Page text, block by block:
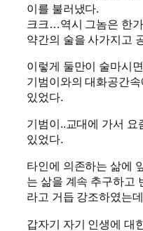
이를 불러냈다.
크크…역시 그놈은 한
약간의 술을 사가지고
이렇게 둘만이 술마시
기범이와의 대화공간
있었다.
기범이..교대에 가서 요
있었다.
타인에 의존하는 삶에
는 삶을 계속 추구하고
라고 거듭 강조하였는
갑자기 자기 인생에 대